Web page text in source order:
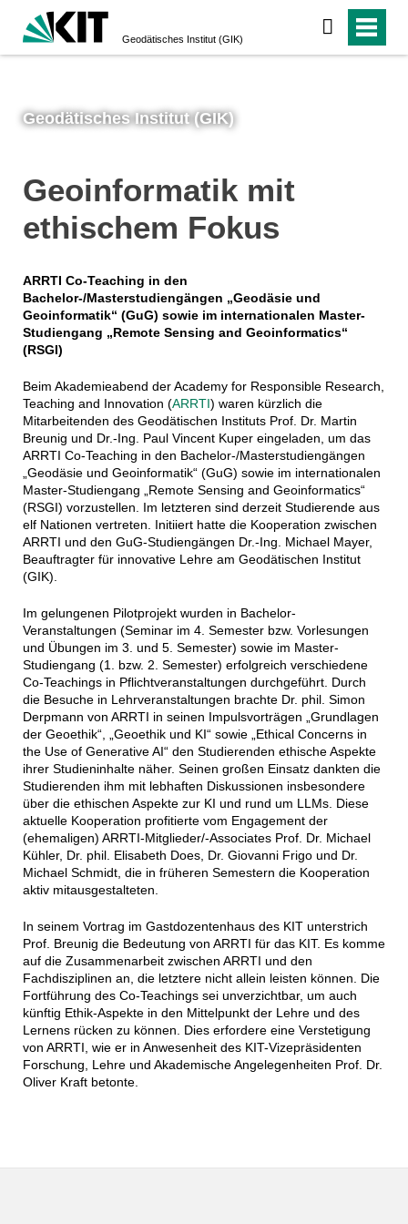
Geodätisches Institut (GIK)
Geodätisches Institut (GIK)
Geoinformatik mit
ethischem Fokus
ARRTI Co-Teaching in den
Bachelor-/Masterstudiengängen „Geodäsie und
Geoinformatik“ (GuG) sowie im internationalen Master-
Studiengang „Remote Sensing and Geoinformatics“
(RSGI)
Beim Akademieabend der Academy for Responsible Research,
Teaching and Innovation (ARRTI) waren kürzlich die
Mitarbeitenden des Geodätischen Instituts Prof. Dr. Martin
Breunig und Dr.-Ing. Paul Vincent Kuper eingeladen, um das
ARRTI Co-Teaching in den Bachelor-/Masterstudiengängen
„Geodäsie und Geoinformatik“ (GuG) sowie im internationalen
Master-Studiengang „Remote Sensing and Geoinformatics“
(RSGI) vorzustellen. Im letzteren sind derzeit Studierende aus
elf Nationen vertreten. Initiiert hatte die Kooperation zwischen
ARRTI und den GuG-Studiengängen Dr.-Ing. Michael Mayer,
Beauftragter für innovative Lehre am Geodätischen Institut
(GIK).
Im gelungenen Pilotprojekt wurden in Bachelor-
Veranstaltungen (Seminar im 4. Semester bzw. Vorlesungen
und Übungen im 3. und 5. Semester) sowie im Master-
Studiengang (1. bzw. 2. Semester) erfolgreich verschiedene
Co-Teachings in Pflichtveranstaltungen durchgeführt. Durch
die Besuche in Lehrveranstaltungen brachte Dr. phil. Simon
Derpmann von ARRTI in seinen Impulsvorträgen „Grundlagen
der Geoethik“, „Geoethik und KI“ sowie „Ethical Concerns in
the Use of Generative AI“ den Studierenden ethische Aspekte
ihrer Studieninhalte näher. Seinen großen Einsatz dankten die
Studierenden ihm mit lebhaften Diskussionen insbesondere
über die ethischen Aspekte zur KI und rund um LLMs. Diese
aktuelle Kooperation profitierte vom Engagement der
(ehemaligen) ARRTI-Mitglieder/-Associates Prof. Dr. Michael
Kühler, Dr. phil. Elisabeth Does, Dr. Giovanni Frigo und Dr.
Michael Schmidt, die in früheren Semestern die Kooperation
aktiv mitausgestalteten.
In seinem Vortrag im Gastdozentenhaus des KIT unterstrich
Prof. Breunig die Bedeutung von ARRTI für das KIT. Es komme
auf die Zusammenarbeit zwischen ARRTI und den
Fachdisziplinen an, die letztere nicht allein leisten können. Die
Fortführung des Co-Teachings sei unverzichtbar, um auch
künftig Ethik-Aspekte in den Mittelpunkt der Lehre und des
Lernens rücken zu können. Dies erfordere eine Verstetigung
von ARRTI, wie er in Anwesenheit des KIT-Vizepräsidenten
Forschung, Lehre und Akademische Angelegenheiten Prof. Dr.
Oliver Kraft betonte.